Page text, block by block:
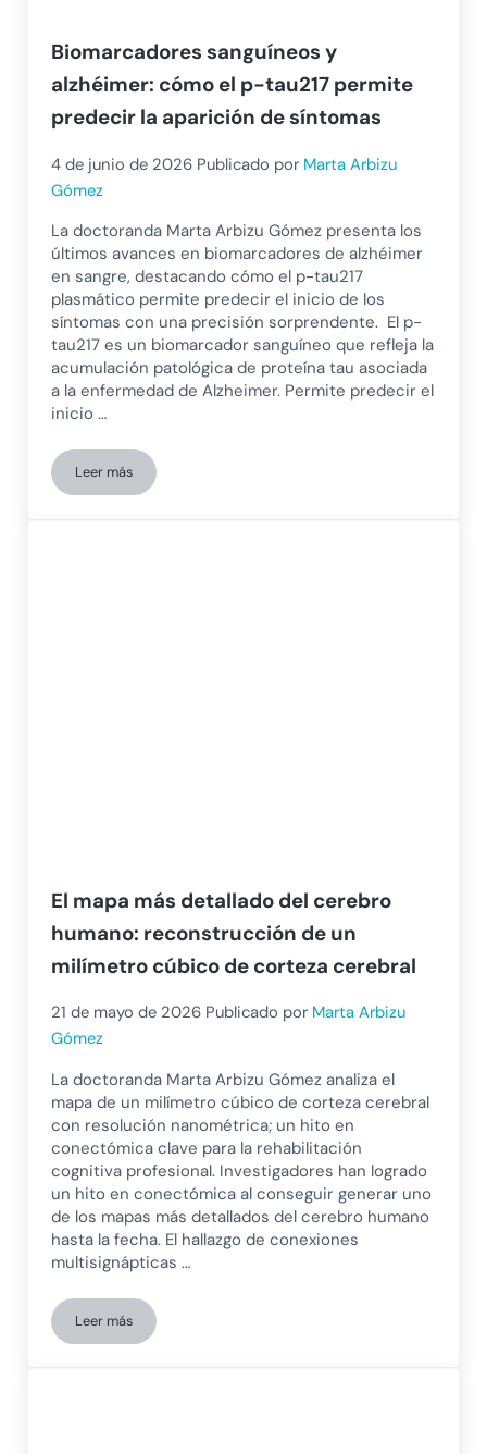
Biomarcadores sanguíneos y
alzhéimer: cómo el p-tau217 permite
predecir la aparición de síntomas
4 de junio de 2026 Publicado por Marta Arbizu
Gómez
La doctoranda Marta Arbizu Gómez presenta los
últimos avances en biomarcadores de alzhéimer
en sangre, destacando cómo el p-tau217
plasmático permite predecir el inicio de los
síntomas con una precisión sorprendente. El p-
tau217 es un biomarcador sanguíneo que refleja la
acumulación patológica de proteína tau asociada
a la enfermedad de Alzheimer. Permite predecir el
inicio …
Leer másBiomarcadores sanguíneos y alzhéimer: cómo el p-tau217
El mapa más detallado del cerebro
humano: reconstrucción de un
milímetro cúbico de corteza cerebral
21 de mayo de 2026 Publicado por Marta Arbizu
Gómez
La doctoranda Marta Arbizu Gómez analiza el
mapa de un milímetro cúbico de corteza cerebral
con resolución nanométrica; un hito en
conectómica clave para la rehabilitación
cognitiva profesional. Investigadores han logrado
un hito en conectómica al conseguir generar uno
de los mapas más detallados del cerebro humano
hasta la fecha. El hallazgo de conexiones
multisignápticas …
Leer másEl mapa más detallado del cerebro humano: